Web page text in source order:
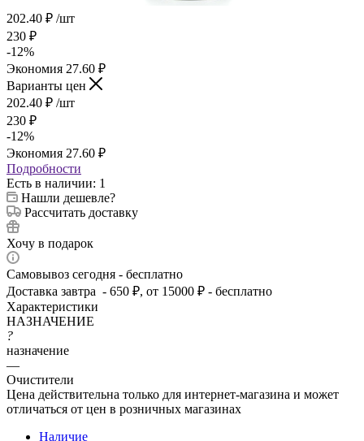
202.40 ₽ /шт
230 ₽
-12%
Экономия 27.60 ₽
Варианты цен
202.40 ₽ /шт
230 ₽
-12%
Экономия 27.60 ₽
Подробности
Есть в наличии: 1
Нашли дешевле?
Рассчитать доставку
Хочу в подарок
Самовывоз сегодня - бесплатно
Доставка завтра - 650 ₽, от 15000 ₽ - бесплатно
Характеристики
НАЗНАЧЕНИЕ
?
назначение
—
Очистители
Цена действительна только для интернет-магазина и может
отличаться от цен в розничных магазинах
Наличие